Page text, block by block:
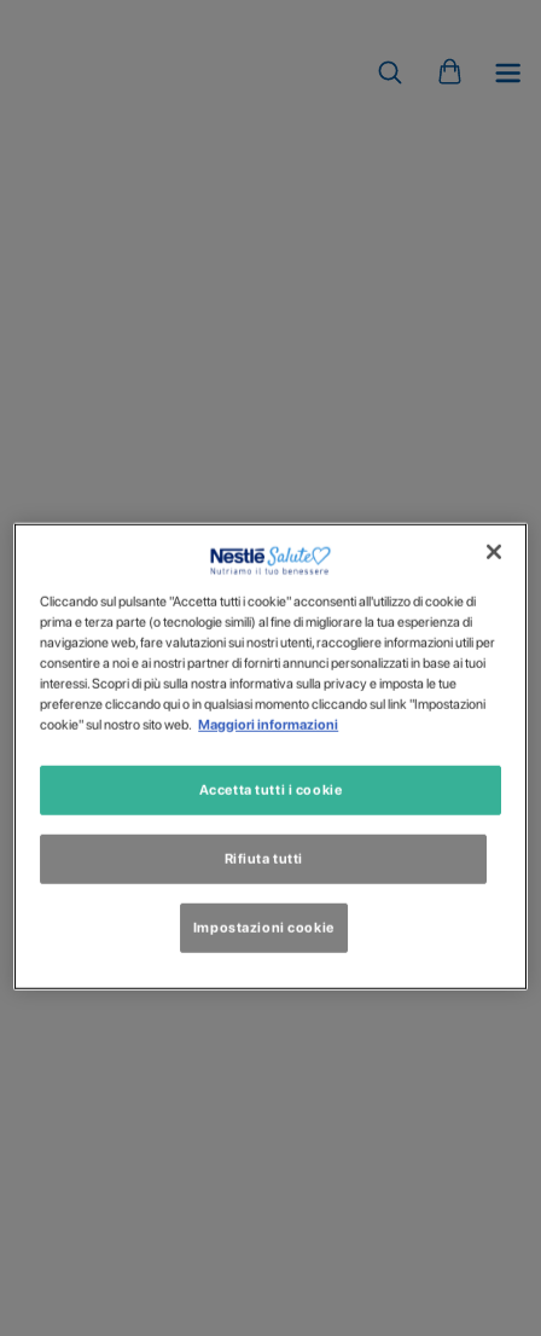
Cliccando sul pulsante "Accetta tutti i cookie" acconsenti all'utilizzo di cookie di
prima e terza parte (o tecnologie simili) al fine di migliorare la tua esperienza di
navigazione web, fare valutazioni sui nostri utenti, raccogliere informazioni utili per
consentire a noi e ai nostri partner di fornirti annunci personalizzati in base ai tuoi
interessi. Scopri di più sulla nostra informativa sulla privacy e imposta le tue
preferenze cliccando qui o in qualsiasi momento cliccando sul link "Impostazioni
cookie" sul nostro sito web. Maggiori informazioni
Rifiuta tutti
Accetta tutti i cookie
Impostazioni cookie